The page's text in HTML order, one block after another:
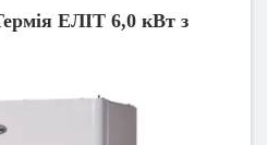
ЕЛІТ 6,0 кВт з